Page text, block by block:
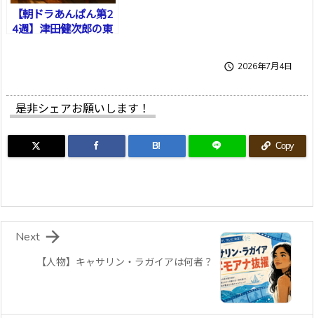
【朝ドラあんぱん第2
4週】津田健次郎の東
 2026年7月4日
是非シェアお願いします！
B! Copy
【人物】キャサリン・ラガイアは何者？

Next